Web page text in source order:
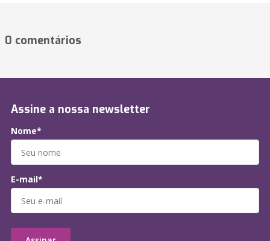
0 comentários
Assine a nossa newsletter
Nome*
E-mail*